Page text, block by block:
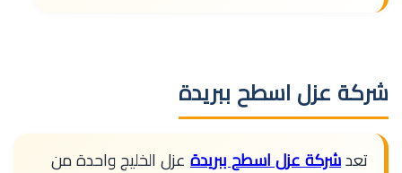
شركة عزل اسطح ببريدة
تعد شركة عزل اسطح ببريدة عزل الخليج واحدة من